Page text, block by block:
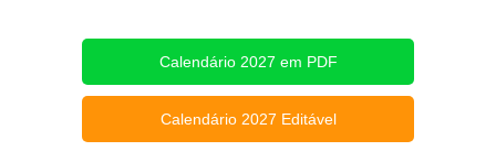
Calendário 2027 em PDF
Calendário 2027 Editável